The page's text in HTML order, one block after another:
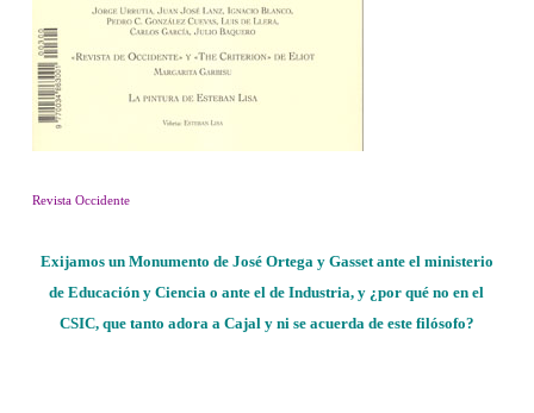
Revista Occidente
Exijamos un Monumento de José Ortega y Gasset ante el ministerio
de Educación y Ciencia o ante el de Industria, y ¿por qué no en el
CSIC, que tanto adora a Cajal y ni se acuerda de este filósofo?